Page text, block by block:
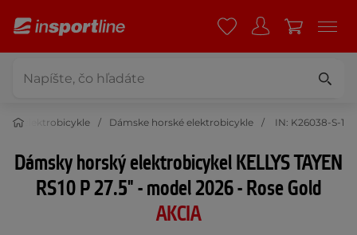
elektrobicykle Dámske horské elektrobicykle IN: K26038-S-1
Dámsky horský elektrobicykel KELLYS TAYEN
RS10 P 27.5" - model 2026 - Rose Gold
AKCIA